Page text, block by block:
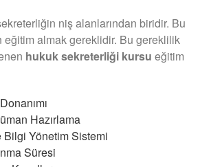
niş alanlarından biridir. Bu
eğitim almak gereklidir. Bu gereklilik
hukuk sekreterliği kursu eğitim
Hazırlama
Yönetim Sistemi
Süresi